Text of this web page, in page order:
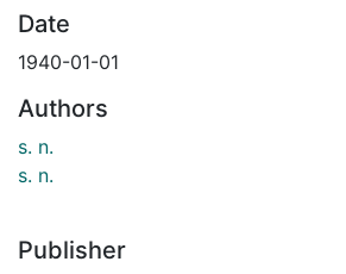
Date
1940-01-01
Authors
s. n.
s. n.
Publisher